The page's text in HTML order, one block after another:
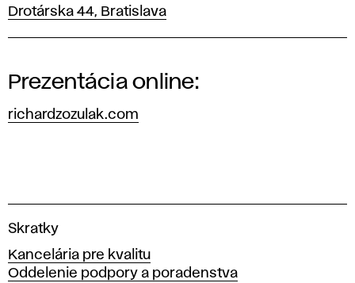
Drotárska 44, Bratislava
Prezentácia online:
richardzozulak.com
V
s
o
Skratky
Kancelária pre kvalitu
Oddelenie podpory a poradenstva